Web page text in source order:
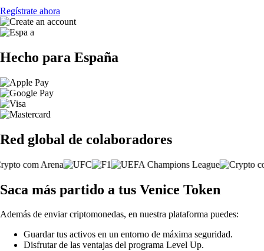
Regístrate ahora
Hecho para España
Red global de colaboradores
Saca más partido a tus Venice Token
Además de enviar criptomonedas, en nuestra plataforma puedes:
Guardar tus activos en un entorno de máxima seguridad.
Disfrutar de las ventajas del programa Level Up.